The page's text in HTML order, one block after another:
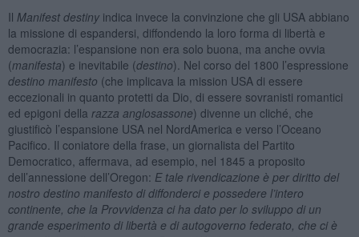
Il Manifest destinyindica invece la convinzione che gli USA abbiano
la missione di espandersi, diffondendo la loro forma di libertà e
democrazia: l’espansione non era solo buona, ma anche ovvia
(manifesta) e inevitabile (destino). Nel corso del 1800 l’espressione
destino manifesto (che implicava la mission USA di essere
eccezionali in quanto protetti da Dio, di essere sovranisti romantici
ed epigoni della razza anglosassone) divenne un cliché, che
giustificò l’espansione USA nel NordAmerica e verso l’Oceano
Pacifico. Il coniatore della frase, un giornalista del Partito
Democratico, affermava, ad esempio, nel 1845 a proposito
dell’annessione dell’Oregon: E tale rivendicazione è per diritto del
nostro destino manifesto di diffonderci e possedere l’intero
continente, che la Provvidenza ci ha dato per lo sviluppo di un
grande esperimento di libertà e di autogoverno federato, che ci è